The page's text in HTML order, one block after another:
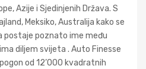
Azije i Sjedinjenih Država. S
Meksiko, Australija kako se
postaje poznato ime među
diljem svijeta . Auto Finesse
od 12’000 kvadratnih